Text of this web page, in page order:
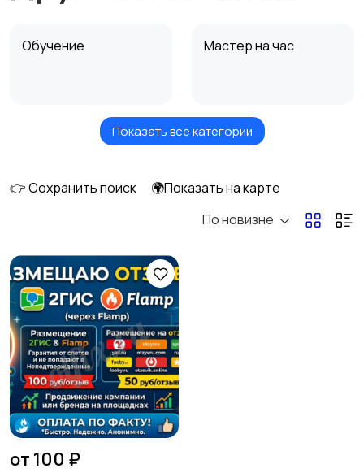
Обучение Мастер на час
Красота и здоровье1 Перевозки
строительство
Деловые услуги
Ремонт техники1
Показать все категории
👉 Сохранить поиск
🌍Показать на карте
По новизне
от 100 ₽